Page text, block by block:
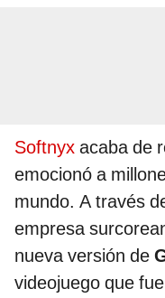
Softnyx acaba de
emocionó a
mundo. A través
empresa
nueva versión de
videojuego que